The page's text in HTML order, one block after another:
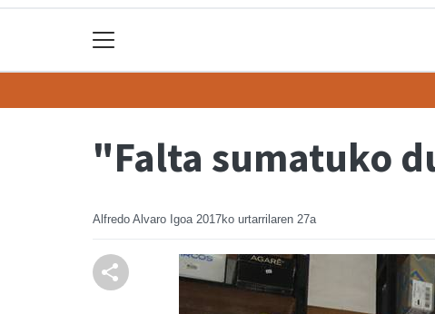
"Falta sumatuko
Alfredo Alvaro Igoa 2017ko urtarrilaren 27a